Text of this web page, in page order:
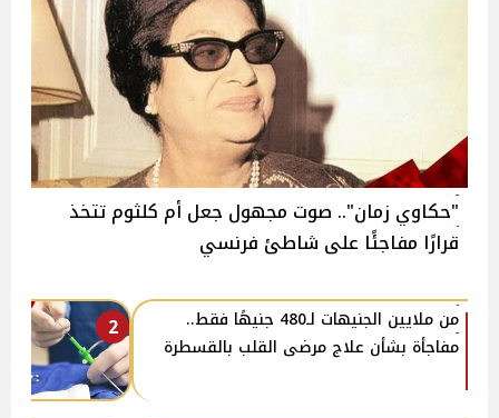
"حكاوي زمان".. صوت مجهول جعل أم كلثوم تتخذ
قرارًا مفاجئًا على شاطئ فرنسي
2
من ملايين الجنيهات لـ480 جنيهًا فقط..
مفاجأة بشأن علاج مرضى القلب بالقسطرة